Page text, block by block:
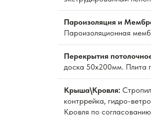
Пароизоляция и
Пароизоляционная
Перекрытия
доска 50х200мм. Плита
Крыша\Кровля:
контррейка, гидро-
Кровля по